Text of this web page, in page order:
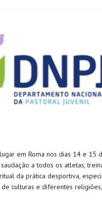
em Roma nos dias 14 e 15
a todos os atletas,
da prática desportiva,
culturas e diferentes